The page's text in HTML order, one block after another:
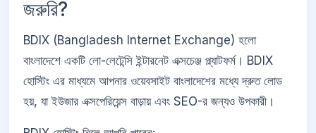
জরুরি?
BDIX (Bangladesh Internet Exchange) হলো
বাংলাদেশে একটি লো-লেটেন্সি ইন্টারনেট এক্সচেঞ্জ প্ল্যাটফর্ম। BDIX
হোস্টিং এর মাধ্যমে আপনার ওয়েবসাইট বাংলাদেশের মধ্যে দ্রুত লোড
হয়, যা ইউজার এক্সপেরিয়েন্স বাড়ায় এবং SEO-র জন্যও উপকারী।